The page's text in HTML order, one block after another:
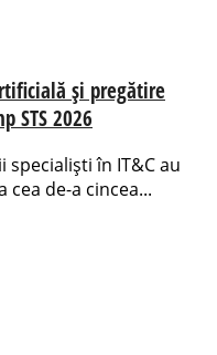
și pregătire
STS 2026
în IT&C au
de-a cincea...